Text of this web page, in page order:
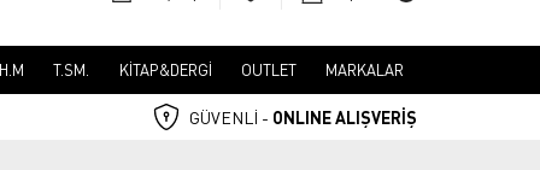
T.SM. KİTAP&DERGİ OUTLET MARKALAR
GÜVENLİ - ONLINE ALIŞVERİŞ